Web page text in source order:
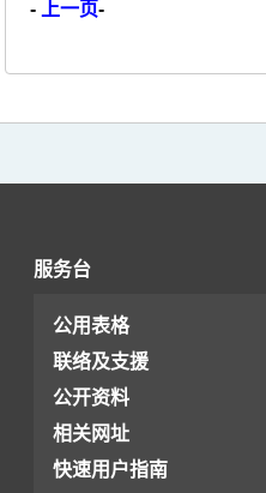
- 上一页-
服务台
公用表格
联络及支援
公开资料
相关网址
快速用户指南